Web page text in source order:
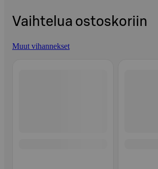
Vaihtelua ostoskoriin
Muut vihannekset